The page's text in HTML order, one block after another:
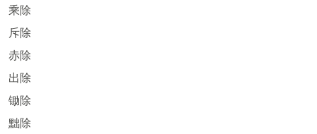
乘除
斥除
赤除
出除
锄除
黜除